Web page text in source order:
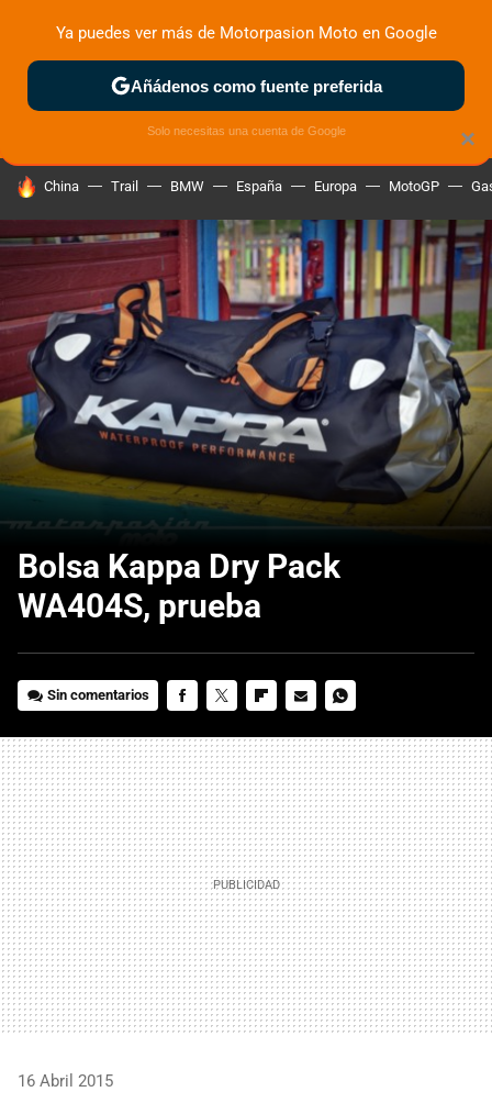
ZONA DE PRUEBAS DEPORTIVAS MOTOS ELÉCTRICAS
HOY SE HABLA DE
China Trail BMW España Europa MotoGP
Bolsa Kappa Dry Pack
WA404S, prueba
Sin comentarios
MAIL
16 Abril 2015
×
Ya puedes ver más de Motorpasion Moto en Google
Añádenos como fuente preferida
Solo necesitas una cuenta de Google